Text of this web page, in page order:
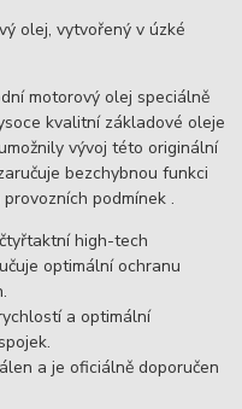
olej, vytvořený v úzké
motorový olej speciálně
kvalitní základové oleje
vývoj této originální
bezchybnou funkci
podmínek .
high-tech
optimální ochranu
a optimální
a je oficiálně doporučen